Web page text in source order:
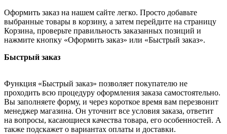
Оформить заказ на нашем сайте легко. Просто добавьте
выбранные товары в корзину, а затем перейдите на страницу
Корзина, проверьте правильность заказанных позиций и
нажмите кнопку «Оформить заказ» или «Быстрый заказ».
Быстрый заказ
Функция «Быстрый заказ» позволяет покупателю не
проходить всю процедуру оформления заказа самостоятельно.
Вы заполняете форму, и через короткое время вам перезвонит
менеджер магазина. Он уточнит все условия заказа, ответит
на вопросы, касающиеся качества товара, его особенностей. А
также подскажет о вариантах оплаты и доставки.